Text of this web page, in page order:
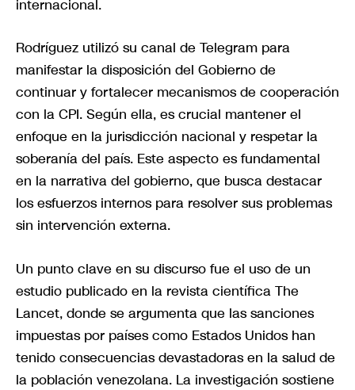
internacional.
Rodríguez utilizó su canal de Telegram para
manifestar la disposición del Gobierno de
continuar y fortalecer mecanismos de cooperación
con la CPI. Según ella, es crucial mantener el
enfoque en la jurisdicción nacional y respetar la
soberanía del país. Este aspecto es fundamental
en la narrativa del gobierno, que busca destacar
los esfuerzos internos para resolver sus problemas
sin intervención externa.
Un punto clave en su discurso fue el uso de un
estudio publicado en la revista científica The
Lancet, donde se argumenta que las sanciones
impuestas por países como Estados Unidos han
tenido consecuencias devastadoras en la salud de
la población venezolana. La investigación sostiene